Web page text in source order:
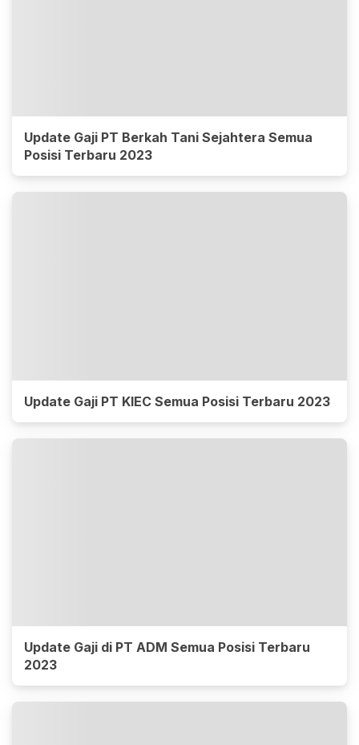
Update Gaji PT Berkah Tani Sejahtera Semua
Posisi Terbaru 2023
Update Gaji PT KIEC Semua Posisi Terbaru 2023
Update Gaji di PT ADM Semua Posisi Terbaru
2023